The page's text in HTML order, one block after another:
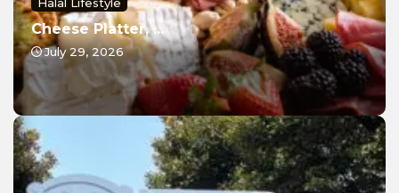
Cheese Platter, ...
July 29, 2026